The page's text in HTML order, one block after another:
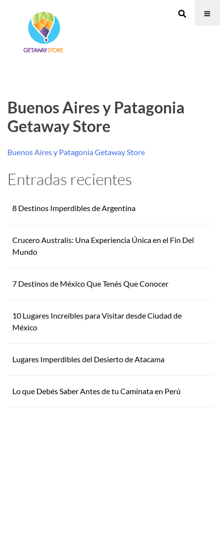
Buenos Aires y Patagonia
Getaway Store
Buenos Aires y Patagonia Getaway Store
Entradas recientes
8 Destinos Imperdibles de Argentina
Crucero Australis: Una Experiencia Única en el Fin Del
Mundo
7 Destinos de México Que Tenés Que Conocer
10 Lugares Increíbles para Visitar desde Ciudad de
México
Lugares Imperdibles del Desierto de Atacama
Lo que Debés Saber Antes de tu Caminata en Perú